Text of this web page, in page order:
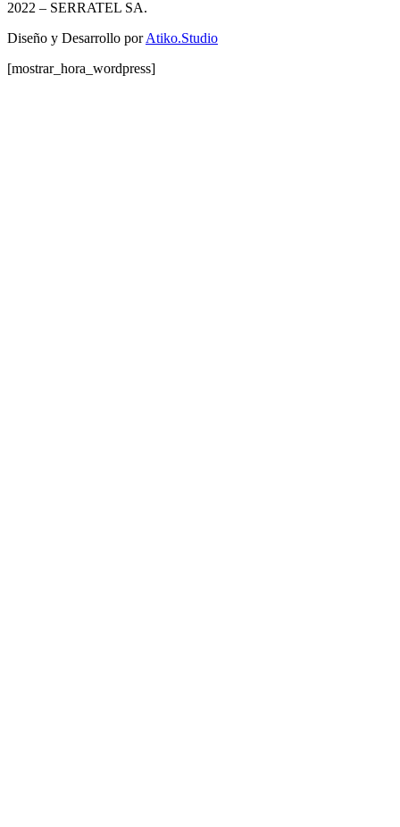
2022 – SERRATEL SA.
Diseño y Desarrollo porAtiko.Studio
[mostrar_hora_wordpress]